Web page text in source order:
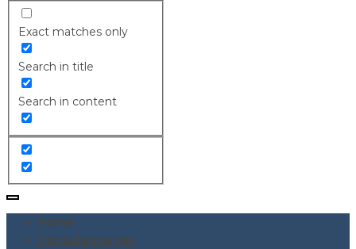
Exact matches only
Search in title
Search in content
Home
Consulenze per